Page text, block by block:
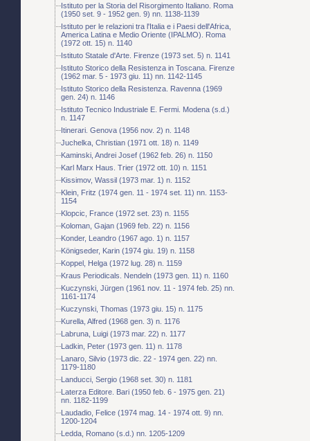
Istituto per la Storia del Risorgimento Italiano. Roma
(1950 set. 9 - 1952 gen. 9) nn. 1138-1139
Istituto per le relazioni tra l'Italia e i Paesi dell'Africa,
America Latina e Medio Oriente (IPALMO). Roma
(1972 ott. 15) n. 1140
Istituto Statale d'Arte. Firenze (1973 set. 5) n. 1141
Istituto Storico della Resistenza in Toscana. Firenze
(1962 mar. 5 - 1973 giu. 11) nn. 1142-1145
Istituto Storico della Resistenza. Ravenna (1969
gen. 24) n. 1146
Istituto Tecnico Industriale E. Fermi. Modena (s.d.)
n. 1147
Itinerari. Genova (1956 nov. 2) n. 1148
Juchelka, Christian (1971 ott. 18) n. 1149
Kaminski, Andrei Josef (1962 feb. 26) n. 1150
Karl Marx Haus. Trier (1972 ott. 10) n. 1151
Kissimov, Wassil (1973 mar. 1) n. 1152
Klein, Fritz (1974 gen. 11 - 1974 set. 11) nn. 1153-
1154
Klopcic, France (1972 set. 23) n. 1155
Koloman, Gajan (1969 feb. 22) n. 1156
Konder, Leandro (1967 ago. 1) n. 1157
Königseder, Karin (1974 giu. 19) n. 1158
Koppel, Helga (1972 lug. 28) n. 1159
Kraus Periodicals. Nendeln (1973 gen. 11) n. 1160
Kuczynski, Jürgen (1961 nov. 11 - 1974 feb. 25) nn.
1161-1174
Kuczynski, Thomas (1973 giu. 15) n. 1175
Kurella, Alfred (1968 gen. 3) n. 1176
Labruna, Luigi (1973 mar. 22) n. 1177
Ladkin, Peter (1973 gen. 11) n. 1178
Lanaro, Silvio (1973 dic. 22 - 1974 gen. 22) nn.
1179-1180
Landucci, Sergio (1968 set. 30) n. 1181
Laterza Editore. Bari (1950 feb. 6 - 1975 gen. 21)
nn. 1182-1199
Laudadio, Felice (1974 mag. 14 - 1974 ott. 9) nn.
1200-1204
Ledda, Romano (s.d.) nn. 1205-1209